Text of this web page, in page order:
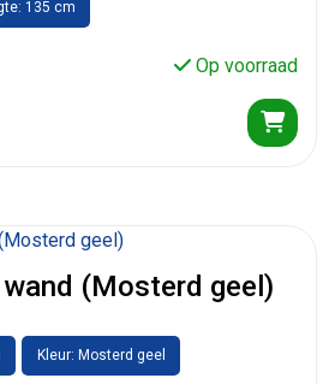
135 cm
Op voorraad
(Mosterd geel)
Kleur: Mosterd geel